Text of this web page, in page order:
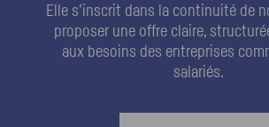
Elle s’inscrit dans la continuité de
proposer une offre claire,
aux besoins des entreprises
salariés.